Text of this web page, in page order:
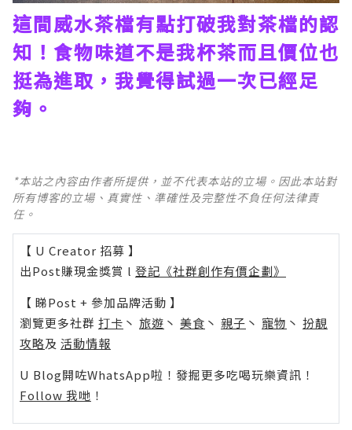
這間威水茶檔有點打破我對茶檔的認
知！食物味道不是我杯茶而且價位也
挺為進取，我覺得試過一次已經足
夠。
*本站之內容由作者所提供，並不代表本站的立場。因此本站對
所有博客的立場、真實性、準確性及完整性不負任何法律責
任。
【 U Creator 招募 】
出Post賺現金獎賞 l 登記《社群創作有價企劃》
【 睇Post + 參加品牌活動 】
瀏覽更多社群 打卡 丶 旅遊 丶 美食 丶 親子 丶 寵物 丶 扮靚
攻略及 活動情報
U Blog開咗WhatsApp啦！發掘更多吃喝玩樂資訊！
Follow 我哋 ！